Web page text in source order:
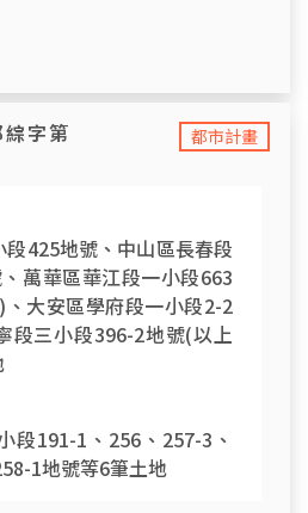
都市計畫
字第
425地號、中山區長春段
萬華區華江段一小段663
大安區學府段一小段2-2
段三小段396-2地號(以上
段191-1、256、257-3、
1地號等6筆土地